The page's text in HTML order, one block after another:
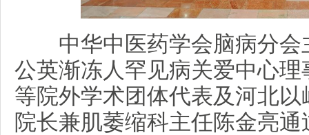
中华中医药学会脑病分会
公英渐冻人罕见病关爱中心
等院外学术团体代表及河北
院长兼肌萎缩科主任陈金亮